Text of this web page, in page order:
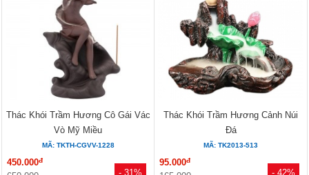
- 31%
Thác Khói Trầm Hương Cô Gái Vác
Vò Mỹ Miều
MÃ: TKTH-CGVV-1228
450.000đ
- 42%
Thác Khói Trầm Hương Cảnh Núi
Đá
MÃ: TK2013-513
95.000đ